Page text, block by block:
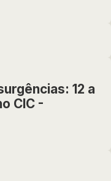
12 a
CIC -